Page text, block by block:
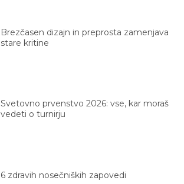
Brezčasen dizajn in preprosta zamenjava
stare kritine
Svetovno prvenstvo 2026: vse, kar moraš
vedeti o turnirju
6 zdravih nosečniških zapovedi